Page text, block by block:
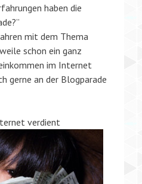
haben die
mit dem Thema
schon ein ganz
im Internet
gerne an der Blogparade
verdient